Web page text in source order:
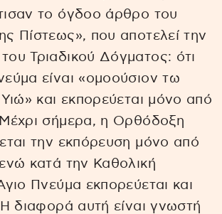
το όγδοο άρθρο του
Πίστεως», που αποτελεί την
Τριαδικού Δόγματος: ότι
είναι «ομοούσιον τω
και εκπορεύεται μόνο από
σήμερα, η Ορθόδοξη
την εκπόρευση μόνο από
κατά την Καθολική
Πνεύμα εκπορεύεται και
διαφορά αυτή είναι γνωστή